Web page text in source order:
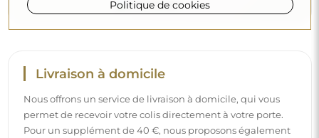
Livraison à domicile
Nous offrons un service de livraison à domicile, qui vous
permet de recevoir votre colis directement à votre porte.
Pour un supplément de 40 €, nous proposons également
Politique de cookies